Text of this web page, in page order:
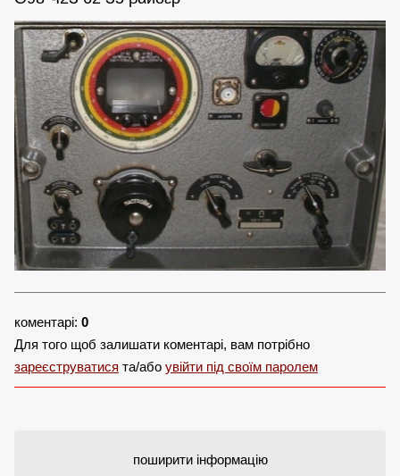
коментарі: 0
Для того щоб залишати коментарі, вам потрібно
зареєструватися та/або увійти під своїм паролем
поширити інформацію